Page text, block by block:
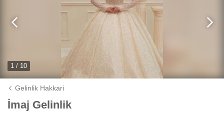
1 / 10
Gelinlik Hakkari
İmaj Gelinlik